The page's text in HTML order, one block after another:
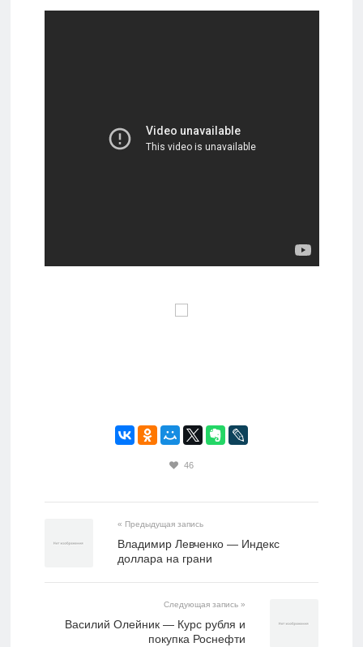
46
« Предыдущая запись
Владимир Левченко — Индекс
доллара на грани
Следующая запись »
Василий Олейник — Курс рубля и
покупка Роснефти